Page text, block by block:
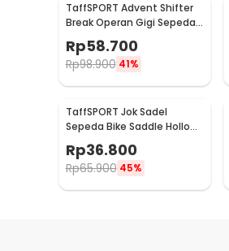
TaffSPORT Advent Shifter
Break Operan Gigi Sepeda
3x8 Speed 2 PCS - SL-M310
Rp58.700
Rp98.900 41%
TaffSPORT Jok Sadel
Sepeda Bike Saddle Hollow
Ergonomic Breathable - YF-
1034
Rp36.800
Rp65.900 45%